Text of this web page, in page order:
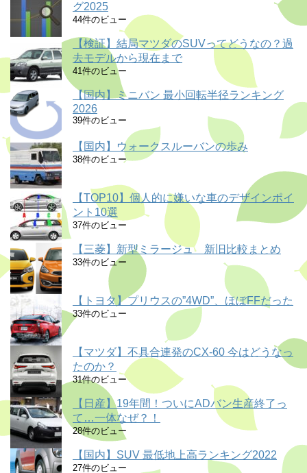
グ2025
44件のビュー
【検証】結局マツダのSUVってどうなの？過
去モデルから現在まで
41件のビュー
【国内】ミニバン 最小回転半径ランキング
2026
39件のビュー
【国内】ウォークスルーバンの歩み
38件のビュー
【TOP10】個人的に嫌いな車のデザインポイ
ント10選
37件のビュー
【三菱】新型ミラージュ 新旧比較まとめ
33件のビュー
【トヨタ】プリウスの”4WD”、ほぼFFだった
33件のビュー
【マツダ】不具合連発のCX-60 今はどうなっ
たのか？
31件のビュー
【日産】19年間！ついにADバン生産終了っ
て…一体なぜ？！
28件のビュー
【国内】SUV 最低地上高ランキング2022
27件のビュー